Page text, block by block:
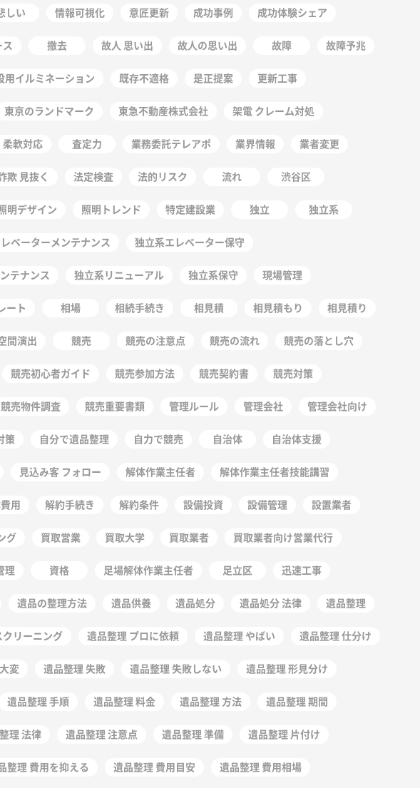
しい 情報可視化 意匠更新 成功事例 成功体験シェア
撤去 故人 思い出 故人の思い出 故障 故障予兆
用イルミネーション 既存不適格 是正提案 更新工事
東京のランドマーク 東急不動産株式会社 架電 クレーム対処
柔軟対応 査定力 業務委託テレアポ 業界情報 業者変更
欺 見抜く 法定検査 法的リスク 流れ 渋谷区
明デザイン 照明トレンド 特定建設業 独立 独立系
ベーターメンテナンス 独立系エレベーター保守
テナンス 独立系リニューアル 独立系保守 現場管理
ート 相場 相続手続き 相見積 相見積もり 相見積り
間演出 競売 競売の注意点 競売の流れ 競売の落とし穴
競売初心者ガイド 競売参加方法 競売契約書 競売対策
競売物件調査 競売重要書類 管理ルール 管理会社 管理会社向け
策 自分で遺品整理 自力で競売 自治体 自治体支援
見込み客 フォロー 解体作業主任者 解体作業主任者技能講習
用 解約手続き 解約条件 設備投資 設備管理 設置業者
グ 買取営業 買取大学 買取業者 買取業者向け営業代行
理 資格 足場解体作業主任者 足立区 迅速工事
遺品の整理方法 遺品供養 遺品処分 遺品処分 法律 遺品整理
リーニング 遺品整理 プロに依頼 遺品整理 やばい 遺品整理 仕分け
変 遺品整理 失敗 遺品整理 失敗しない 遺品整理 形見分け
遺品整理 手順 遺品整理 料金 遺品整理 方法 遺品整理 期間
理 法律 遺品整理 注意点 遺品整理 準備 遺品整理 片付け
整理 費用を抑える 遺品整理 費用目安 遺品整理 費用相場